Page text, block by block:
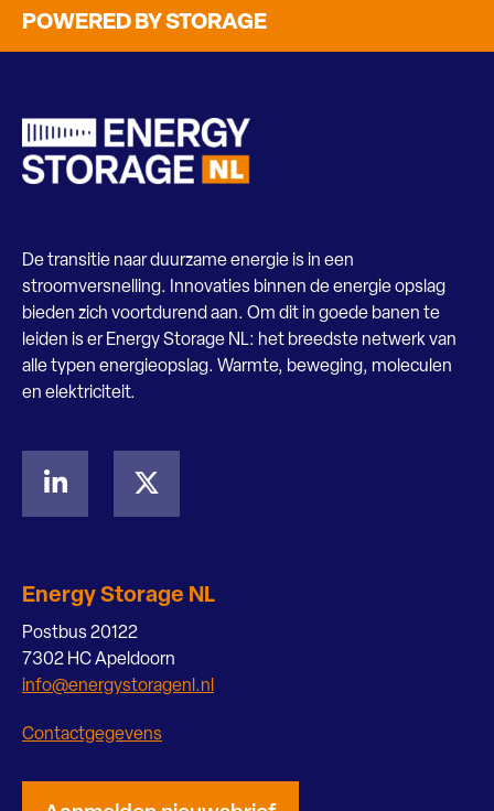
POWERED BY STORAGE
De transitie naar duurzame energie is in een
stroomversnelling. Innovaties binnen de energie opslag
bieden zich voortdurend aan. Om dit in goede banen te
leiden is er Energy Storage NL: het breedste netwerk van
alle typen energieopslag. Warmte, beweging, moleculen
en elektriciteit.
Energy Storage NL
Postbus 20122
7302 HC Apeldoorn
info@energystoragenl.nl
Contactgegevens